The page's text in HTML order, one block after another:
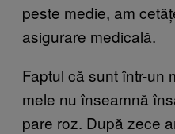
peste medie, am
asigurare medicală.
Faptul că sunt într-un
mele nu înseamnă
pare roz. După zece